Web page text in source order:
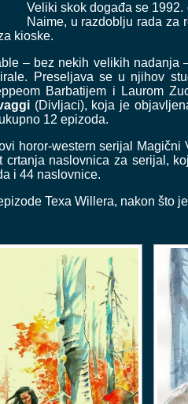
Veliki skok događa se
Naime, u razdoblju rada za
kioske.
– bez nekih velikih nadanja
Preseljava se u njihov
Barbatijem i Laurom
(Divljaci), koja je
12 epizoda.
horor-western serijal
crtanja naslovnica za serijal,
i 44 naslovnice.
Texa Willera, nakon što